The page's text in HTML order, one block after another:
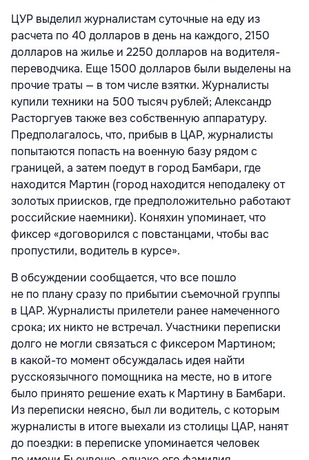
ЦУР выделил журналистам суточные на еду из
расчета по 40 долларов в день на каждого, 2150
долларов на жилье и 2250 долларов на водителя-
переводчика. Еще 1500 долларов были выделены на
прочие траты — в том числе взятки. Журналисты
купили техники на 500 тысяч рублей; Александр
Расторгуев также вез собственную аппаратуру.
Предполагалось, что, прибыв в ЦАР, журналисты
попытаются попасть на военную базу рядом с
границей, а затем поедут в город Бамбари, где
находится Мартин (город находится неподалеку от
золотых приисков, где предположительно работают
российские наемники). Коняхин упоминает, что
фиксер «договорился с повстанцами, чтобы вас
пропустили, водитель в курсе».
В обсуждении сообщается, что все пошло
не по плану сразу по прибытии съемочной группы
в ЦАР. Журналисты прилетели ранее намеченного
срока; их никто не встречал. Участники переписки
долго не могли связаться с фиксером Мартином;
в какой-то момент обсуждалась идея найти
русскоязычного помощника на месте, но в итоге
было принято решение ехать к Мартину в Бамбари.
Из переписки неясно, был ли водитель, с которым
журналисты в итоге выехали из столицы ЦАР, нанят
до поездки: в переписке упоминается человек